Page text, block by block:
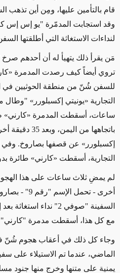
قام بالتأمين عليها، ومِن أين تذهب
وقد استجابت المدمّرة "يو إس إس
لنداءات الاستغاثة التي أطلقتها
مَن يقرأ ذلك يتهيأ له أن أحدهم صرخ
تروي أيضاً كيف رصدت المدمرة «
للسفن شُنّ من منطقة الحوثيين في
التجارية «يونيتي إكسبلورر » "وطال
ساعات، أسقطت المدمرة «كارني»
باتجاهها من اليمن، وبعد 35 دقيقة أخرى أبلغت سفينة
إكسبلورر » عن قصفها بصاروخ. وفي
التجارية، أسقطت «كارني» طائرة
لم يمضِ ثلاث ساعات على هذا
أخرى - تحمل الإسم "رقم 9" -
السفينة "صوفي 2" نداء استغاثة
بعد
مع كل هذا ، أسقطت مدمرة "كارني"
وجاء كل ذلك في أعقاب هجوم شُنّ
الماضي، عندما تم
الاستيلاء على
يمنية على متنها وخرج منها جنود